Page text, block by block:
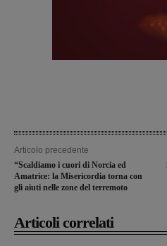
Articolo precedente
“Scaldiamo i cuori di Norcia ed
Amatrice: la Misericordia torna con
gli aiuti nelle zone del terremoto
Articoli correlati